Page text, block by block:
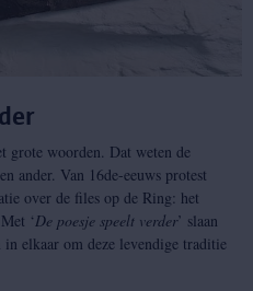
grote woorden. Dat weten de
ander. Van 16de-eeuws protest
over de files op de Ring: het
‘De poesje speelt verder’ slaan
in elkaar om deze levendige traditie